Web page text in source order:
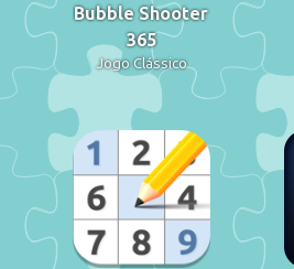
Bubble Shooter
365
Jogo Clássico